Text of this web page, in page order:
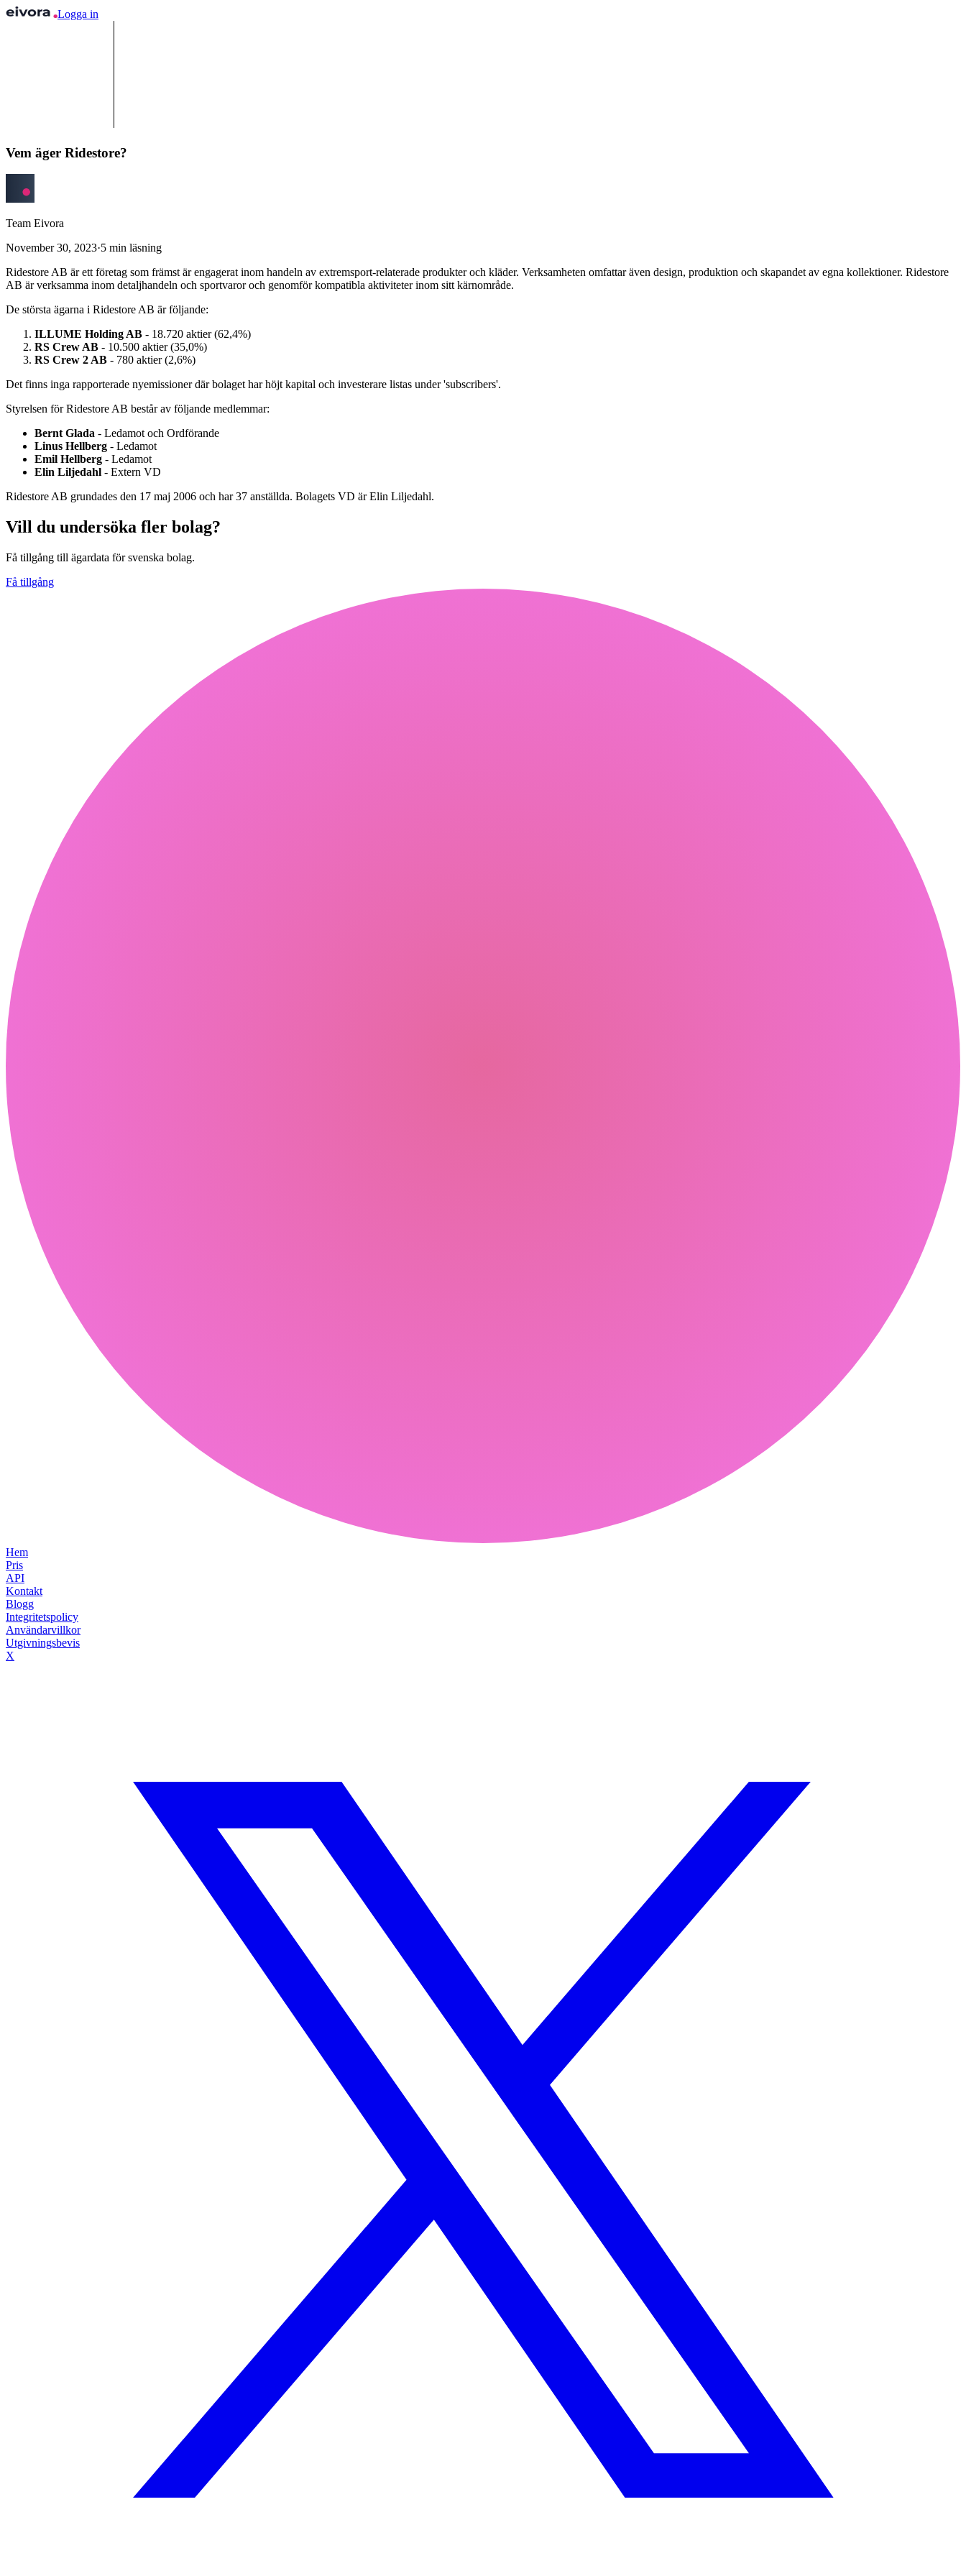
Logga in
Vem äger Ridestore?
Team Eivora
November 30, 2023·5 min läsning
Ridestore AB är ett företag som främst är engagerat inom handeln av extremsport-relaterade produkter och kläder. Verksamheten omfattar även design, produktion och skapandet av egna kollektioner. Ridestore
AB är verksamma inom detaljhandeln och sportvaror och genomför kompatibla aktiviteter inom sitt kärnområde.
De största ägarna i Ridestore AB är följande:
ILLUME Holding AB - 18.720 aktier (62,4%)
RS Crew AB - 10.500 aktier (35,0%)
RS Crew 2 AB - 780 aktier (2,6%)
Det finns inga rapporterade nyemissioner där bolaget har höjt kapital och investerare listas under 'subscribers'.
Styrelsen för Ridestore AB består av följande medlemmar:
Bernt Glada - Ledamot och Ordförande
Linus Hellberg - Ledamot
Emil Hellberg - Ledamot
Elin Liljedahl - Extern VD
Ridestore AB grundades den 17 maj 2006 och har 37 anställda. Bolagets VD är Elin Liljedahl.
Vill du undersöka fler bolag?
Få tillgång till ägardata för svenska bolag.
Få tillgång
Hem
Pris
API
Kontakt
Blogg
Integritetspolicy
Användarvillkor
Utgivningsbevis
X